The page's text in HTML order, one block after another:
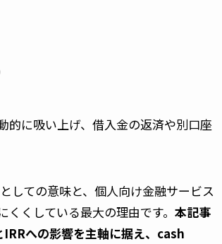
的に吸い上げ、借入金の返済や別口座
しての意味と、個人向け金融サービス
くしている最大の理由です。 本記事
への影響を主軸に据え、cash